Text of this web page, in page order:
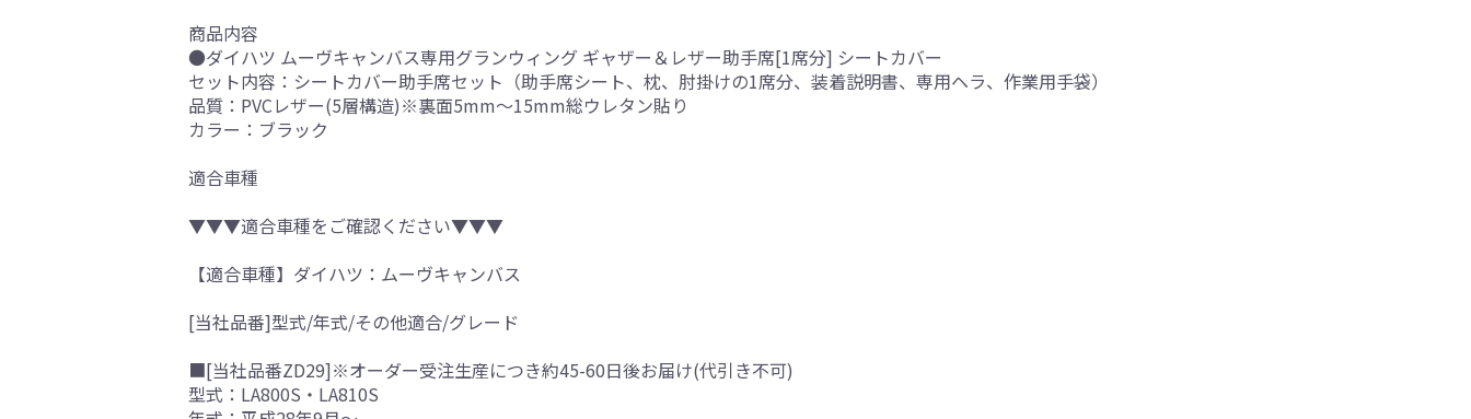
商品内容
●ダイハツ ムーヴキャンバス専用グランウィング ギャザー＆レザー助手席[1席分] シートカバー
セット内容：シートカバー助手席セット（助手席シート、枕、肘掛けの1席分、装着説明書、専用ヘラ、作業用手袋）
品質：PVCレザー(5層構造)※裏面5mm～15mm総ウレタン貼り
カラー：ブラック
適合車種
▼▼▼適合車種をご確認ください▼▼▼
【適合車種】ダイハツ：ムーヴキャンバス
[当社品番]型式/年式/その他適合/グレード
■[当社品番ZD29]※オーダー受注生産につき約45-60日後お届け(代引き不可)
型式：LA800S・LA810S